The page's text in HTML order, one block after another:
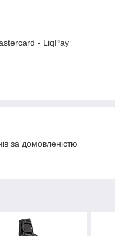
- LiqPay
за домовленістю